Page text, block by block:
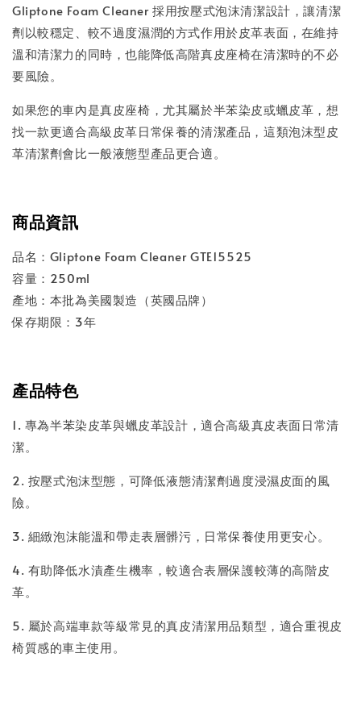
Gliptone Foam Cleaner 採用按壓式泡沫清潔設計，讓清潔
劑以較穩定、較不過度濕潤的方式作用於皮革表面，在維持
溫和清潔力的同時，也能降低高階真皮座椅在清潔時的不必
要風險。
如果您的車內是真皮座椅，尤其屬於半苯染皮或蠟皮革，想
找一款更適合高級皮革日常保養的清潔產品，這類泡沫型皮
革清潔劑會比一般液態型產品更合適。
商品資訊
品名：Gliptone Foam Cleaner GTE15525
容量：250ml
產地：本批為美國製造（英國品牌）
保存期限：3年
產品特色
1. 專為半苯染皮革與蠟皮革設計，適合高級真皮表面日常清
潔。
2. 按壓式泡沫型態，可降低液態清潔劑過度浸濕皮面的風
險。
3. 細緻泡沫能溫和帶走表層髒污，日常保養使用更安心。
4. 有助降低水漬產生機率，較適合表層保護較薄的高階皮
革。
5. 屬於高端車款等級常見的真皮清潔用品類型，適合重視皮
椅質感的車主使用。